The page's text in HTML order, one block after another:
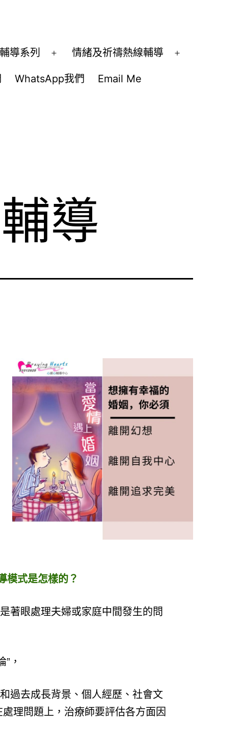
導系列
開
啟
情緒及祈禱熱線輔導
開
WhatsApp我們 Email Me
導
模式是怎樣的？
著眼處理夫婦或家庭中間發生的問
，
過去成長背景、個人經歷、社會文
理問題上，治療師要評估各方面因